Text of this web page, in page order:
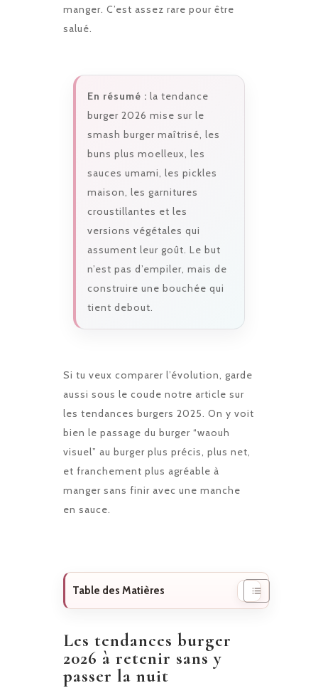
manger. C’est assez rare pour être
salué.
En résumé : la tendance
burger 2026 mise sur le
smash burger maîtrisé, les
buns plus moelleux, les
sauces umami, les pickles
maison, les garnitures
croustillantes et les
versions végétales qui
assument leur goût. Le but
n’est pas d’empiler, mais de
construire une bouchée qui
tient debout.
Si tu veux comparer l’évolution, garde
aussi sous le coude notre article sur
les tendances burgers 2025 . On y voit
bien le passage du burger “waouh
visuel” au burger plus précis, plus net,
et franchement plus agréable à
manger sans finir avec une manche
en sauce.
Table des Matières
Les tendances burger
2026 à retenir sans y
passer la nuit